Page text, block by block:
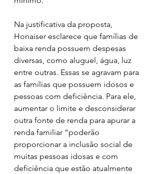
Na justificativa da proposta,
Honaiser esclarece que famílias de
baixa renda possuem despesas
diversas, como aluguel, água, luz
entre outras. Essas se agravam para
as famílias que possuem idosos e
pessoas com deficiência. Para ele,
aumentar o limite e desconsiderar
outra fonte de renda para apurar a
renda familiar “poderão
proporcionar a inclusão social de
muitas pessoas idosas e com
deficiência que estão atualmente